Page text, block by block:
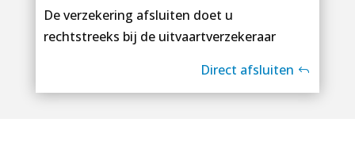
De verzekering afsluiten doet u
rechtstreeks bij de uitvaartverzekeraar
Direct afsluiten